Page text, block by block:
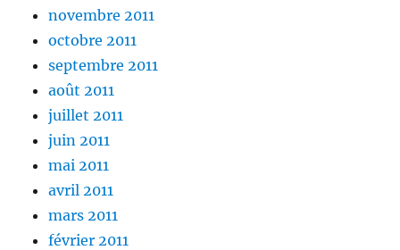
novembre 2011
octobre 2011
septembre 2011
août 2011
juillet 2011
juin 2011
mai 2011
avril 2011
mars 2011
février 2011